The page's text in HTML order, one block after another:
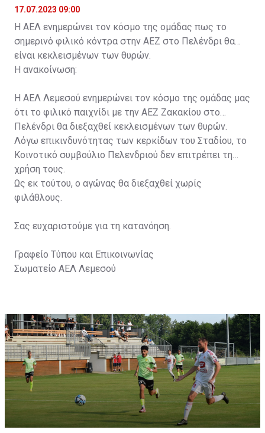
17.07.2023 09:00
Η ΑΕΛ ενημερώνει τον κόσμο της ομάδας πως το
σημερινό φιλικό κόντρα στην ΑΕΖ στο Πελένδρι θα
είναι κεκλεισμένων των θυρών.
Η ανακοίνωση:
Η ΑΕΛ Λεμεσού ενημερώνει τον κόσμο της ομάδας μας
ότι το φιλικό παιχνίδι με την ΑΕΖ Ζακακίου στο
Πελένδρι θα διεξαχθεί κεκλεισμένων των θυρών.
Λόγω επικινδυνότητας των κερκίδων του Σταδίου, το
Κοινοτικό συμβούλιο Πελενδριού δεν επιτρέπει τη
χρήση τους.
Ως εκ τούτου, ο αγώνας θα διεξαχθεί χωρίς
φιλάθλους.
Σας ευχαριστούμε για τη κατανόηση.
Γραφείο Τύπου και Επικοινωνίας
Σωματείο ΑΕΛ Λεμεσού